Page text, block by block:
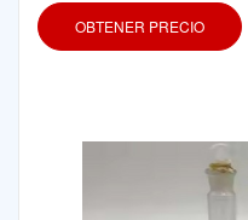
OBTENER PRECIO